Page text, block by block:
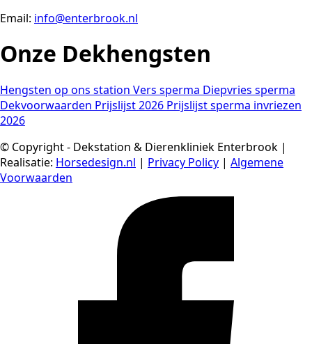
Email: info@enterbrook.nl
Onze Dekhengsten
Hengsten op ons station Vers sperma Diepvries sperma
Dekvoorwaarden Prijslijst 2026 Prijslijst sperma invriezen
2026
© Copyright - Dekstation & Dierenkliniek Enterbrook |
Realisatie: Horsedesign.nl | Privacy Policy | Algemene
Voorwaarden